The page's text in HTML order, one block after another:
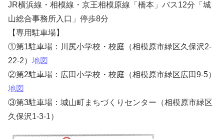
JR横浜線・相模線・京王相模原線「橋本」バス12分「城
山総合事務所入口」停歩8分
【専用駐車場】
①第1駐車場：川尻小学校・校庭（相模原市緑区久保沢2-
22-2） 地図
②第2駐車場：広田小学校・校庭（相模原市緑区広田9-5）
地図
③第3駐車場：城山町まちづくりセンター（相模原市緑区
久保沢1‐3‐1）